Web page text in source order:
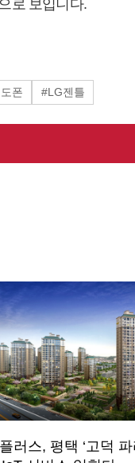
로 보입니다.
폰 #LG젠틀
러스, 평택 ‘고덕